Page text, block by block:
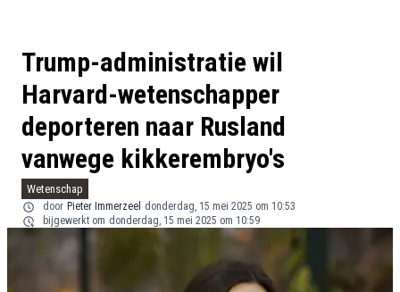
Trump-administratie wil
Harvard-wetenschapper
deporteren naar Rusland
vanwege kikkerembryo's
Wetenschap
door Pieter Immerzeel donderdag, 15 mei 2025 om 10:53
bijgewerkt om donderdag, 15 mei 2025 om 10:59